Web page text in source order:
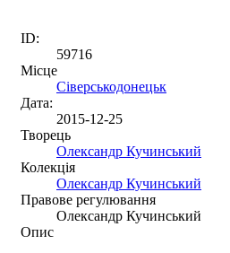
ID:
59716
Місце
Сіверськодонецьк
Дата:
2015-12-25
Творець
Олександр Кучинський
Колекція
Олександр Кучинський
Правове регулювання
Олександр Кучинський
Опис